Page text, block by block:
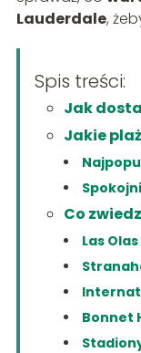
Lauderdale,
Spis treści:
Jak
Jakie
Co
Las
Bonnet